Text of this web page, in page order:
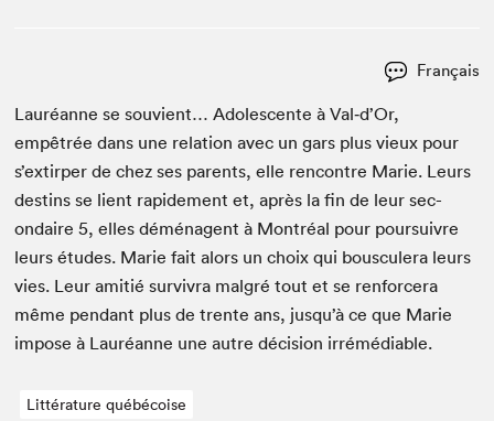
Français
Lau­réanne se sou­vient… Ado­les­cente à Val‑d’Or,
empêtrée dans une rela­tion avec un gars plus vieux pour
s’extirper de chez ses par­ents, elle ren­con­tre Marie. Leurs
des­tins se lient rapi­de­ment et, après la fin de leur sec­
ondaire5, elles démé­na­gent à Mon­tréal pour pour­suiv­re
leurs études. Marie fait alors un choix qui bous­culera leurs
vies. Leur ami­tié sur­vivra mal­gré tout et se ren­forcera
même pen­dant plus de trente ans, jusqu’à ce que Marie
impose à Lau­réanne une autre déci­sion irrémédiable.
Littérature québécoise